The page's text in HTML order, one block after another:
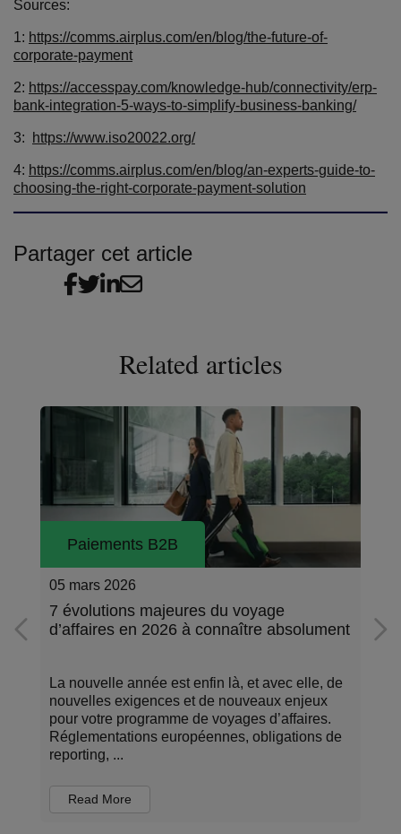
Sources:
1: https://comms.airplus.com/en/blog/the-future-of-
corporate-payment
2: https://accesspay.com/knowledge-hub/connectivity/erp-
bank-integration-5-ways-to-simplify-business-banking/
3: https://www.iso20022.org/
4: https://comms.airplus.com/en/blog/an-experts-guide-to-
choosing-the-right-corporate-payment-solution
Partager cet article
Related articles
Paiements B2B
05 mars 2026
7 évolutions majeures du voyage
d’affaires en 2026 à connaître absolument
La nouvelle année est enfin là, et avec elle, de
nouvelles exigences et de nouveaux enjeux
pour votre programme de voyages d’affaires.
Réglementations européennes, obligations de
reporting, ...
Read More